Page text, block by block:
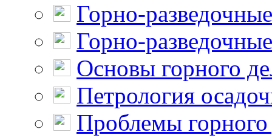
Горно-
Горно-
Основы горного
Петрология
Проблемы горного